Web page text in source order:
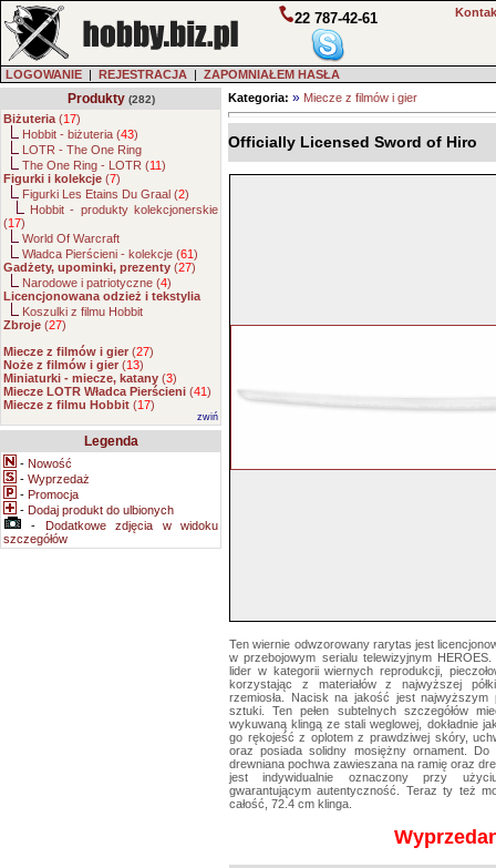
22 787-42-61
LOGOWANIE | REJESTRACJA | ZAPOMNIAŁEM HASŁA
Produkty (282)
Biżuteria (17)
Hobbit - biżuteria (43)
LOTR - The One Ring
The One Ring - LOTR (11)
Figurki i kolekcje (7)
Figurki Les Etains Du Graal (2)
Hobbit - produkty kolekcjonerskie
(17)
World Of Warcraft
Władca Pierścieni - kolekcje (61)
Gadżety, upominki, prezenty (27)
Narodowe i patriotyczne (4)
Licencjonowana odzież i tekstylia
Koszulki z filmu Hobbit
Zbroje (27)
Miecze z filmów i gier (27)
Noże z filmów i gier (13)
Miniaturki - miecze, katany (3)
Miecze LOTR Władca Pierścieni (41)
Miecze z filmu Hobbit (17)
zwiń
Legenda
- Nowość
- Wyprzedaż
- Promocja
- Dodaj produkt do ulbionych
- Dodatkowe zdjęcia w widoku
szczegółów
Kategoria: » Miecze z filmów i gier
Officially Licensed Sword of Hiro
Ten wiernie odwzorowany rarytas jest
w przebojowym serialu telewizyjnym
lider w kategorii wiernych reprodukcji,
korzystając z materiałów z najwyższej
rzemiosła. Nacisk na jakość jest
sztuki. Ten pełen subtelnych szczegółów
wykuwaną klingą ze stali weglowej, dokładnie
go rękojeść z oplotem z prawdziwej skóry,
oraz posiada solidny mosiężny ornament. Do
drewniana pochwa zawieszana na ramię oraz
jest indywidualnie oznaczony przy
gwarantującym autentyczność. Teraz ty też
całość, 72.4 cm klinga.